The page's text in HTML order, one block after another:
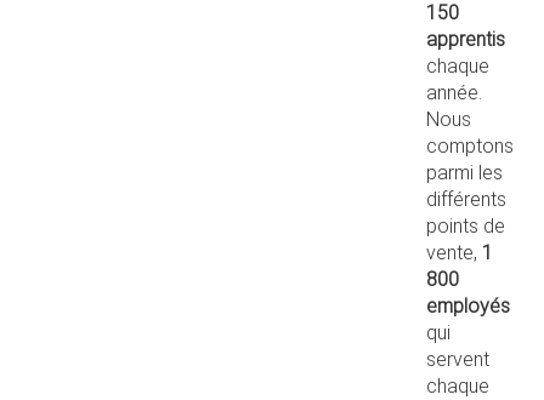
150
apprentis
chaque
année.
Nous
comptons
parmi les
différents
points de
vente, 1
800
employés
qui
servent
chaque